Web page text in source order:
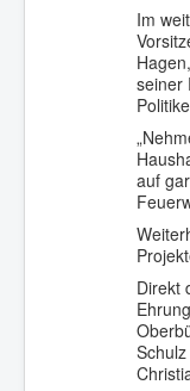
Im
seiner
auf
Direkt